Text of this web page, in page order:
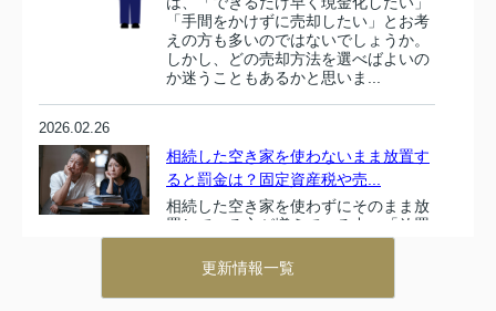
「手間をかけずに売却したい」とお考
えの方も多いのではないでしょうか。
しかし、どの売却方法を選べばよいの
か迷うこともあるかと思いま...
2026.02.26
相続した空き家を使わないまま放置す
ると罰金は？固定資産税や売...
相続した空き家を使わずにそのまま放
置している方が増えている中、「放置
して問題はないのか」と悩まれている
方も多いのではないでしょうか。実
は、空き家を放置することで思わぬ税
金負担や罰金を受ける可能性が...
更新情報一覧